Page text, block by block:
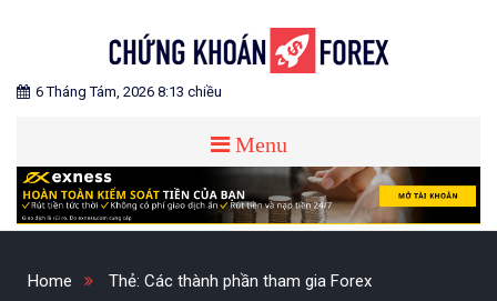
CHỨNG KHOÁN FOREX
Blog chia sẻ về Chứng Khoán và Forex
6 Tháng Tám, 2026 8:13 chiều
Menu
Home Thẻ: Các thành phần tham gia Forex